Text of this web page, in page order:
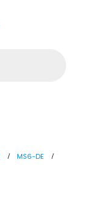
MS6-DE